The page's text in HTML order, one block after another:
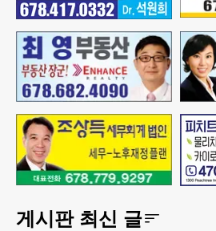
게시판 최신 글